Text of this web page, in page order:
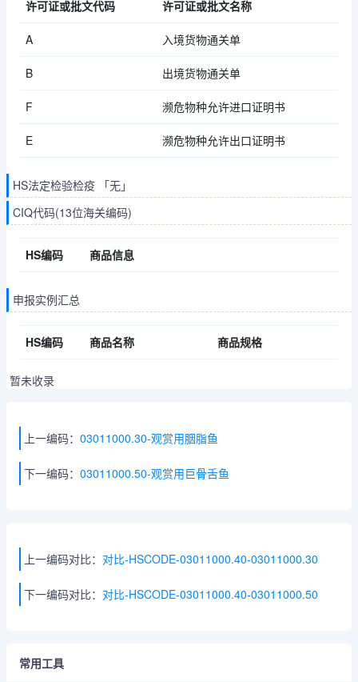
许可证或批文代码 许可证或批文名称
A 入境货物通关单
B 出境货物通关单
F 濒危物种允许进口证明书
E 濒危物种允许出口证明书
HS法定检验检疫 「无」
CIQ代码(13位海关编码)
HS编码 商品信息
申报实例汇总
HS编码 商品名称 商品规格
暂未收录
上一编码： 03011000.30-观赏用胭脂鱼
下一编码： 03011000.50-观赏用巨骨舌鱼
上一编码对比： 对比-HSCODE-03011000.40-03011000.30
下一编码对比： 对比-HSCODE-03011000.40-03011000.50
常用工具